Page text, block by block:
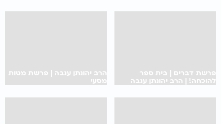
פרשת דברים | בית ספר
להוכחה! | הרב יהונתן ענבה
הרב יהונתן ענבה | פרשת מטות
מסעי